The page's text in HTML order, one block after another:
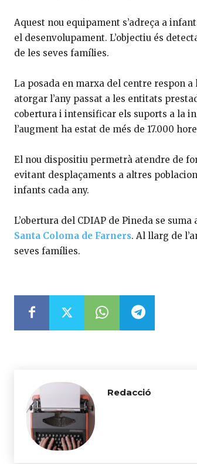
Aquest nou equipament s’adreça a
el desenvolupament. L’objectiu és
de les seves famílies.
La posada en marxa del centre respon
atorgar l’any passat a les entitats
cobertura i intensificar els suports a la
l’augment ha estat de més de 17.000
El nou dispositiu permetrà atendre de
evitant desplaçaments a altres
infants cada any.
L’obertura del CDIAP de Pineda se
Santa Coloma de Farners. Al llarg de
seves famílies.
Redacció